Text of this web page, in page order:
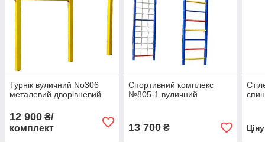
Турнік вуличний No306
металевий дворівневий
12 900 ₴/
комплект
Спортивний комплекс
№805-1 вуличний
13 700₴